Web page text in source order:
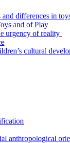
differences in
and of Play
urgency of reality
cultural
anthropological